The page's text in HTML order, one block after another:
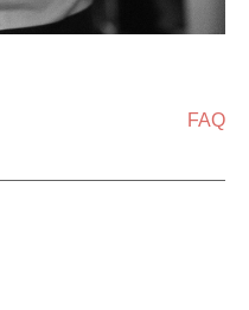
FAQ